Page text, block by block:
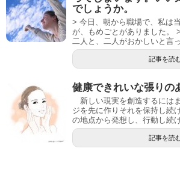
でしょうか。
> 今日、朝から職場で、私は
が、もめごとがありました。
二人と、二人がおかしいと言
記事を読
健康できれいな張りの
新しい現実を創造するには
ジを先に作りそれを保持し
の地点から発想し、行動し続
記事を読